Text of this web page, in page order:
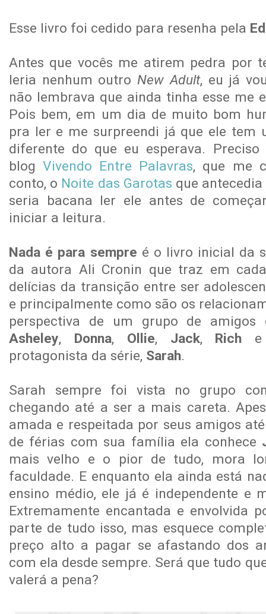
Esse livro foi cedido para resenha pela
Antes que vocês me atirem pedra por
leria nenhum outroNew Adult, eu já
não lembrava que ainda tinha esse me
Pois bem, em um dia de muito bom
pra ler e me surpreendi já que ele tem
diferente do que eu esperava.
blog Vivendo Entre Palavras, que me
conto, o Noite das Garotas que
seria bacana ler ele antes de
iniciar a leitura.
Nada é para sempre é o livro inicial da
da autora Ali Cronin que traz em
delícias da transição entre ser
e principalmente como são os
perspectiva de um grupo de
Asheley, Donna, Ollie, Jack, Rich
protagonista da série, Sarah.
Sarah sempre foi vista no grupo
chegando até a ser a mais careta.
amada e respeitada por seus amigos
de férias com sua família ela conhece
mais velho e o pior de tudo, mora
faculdade. E enquanto ela ainda está
ensino médio, ele já é independente e
Extremamente encantada e envolvida
parte de tudo isso, mas esquece
preço alto a pagar se afastando dos
com ela desde sempre. Será que tudo
valerá a pena?